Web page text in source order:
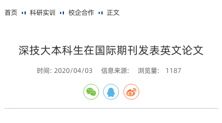
首页 科研实训 校企合作 正文
深技大本科生在国际期刊发表英文论文
时间: 2020/04/03 信息来源: 浏览量: 1187